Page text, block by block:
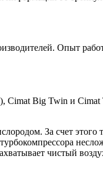
Опыт
Cimat Big Twin и
За счет этого
чистый